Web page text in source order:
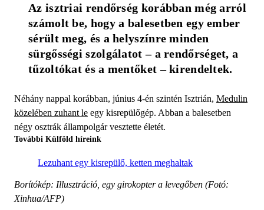
Az isztriai rendőrség korábban még arról
számolt be, hogy a balesetben egy ember
sérült meg, és a helyszínre minden
sürgősségi szolgálatot – a rendőrséget, a
tűzoltókat és a mentőket – kirendeltek.
Néhány nappal korábban, június 4-én szintén Isztrián, Medulin
közelében zuhant le egy kisrepülőgép. Abban a balesetben
négy osztrák állampolgár vesztette életét.
További Külföld híreink
Lezuhant egy kisrepülő, ketten meghaltak
Borítókép: Illusztráció, egy girokopter a levegőben (Fotó:
Xinhua/AFP)